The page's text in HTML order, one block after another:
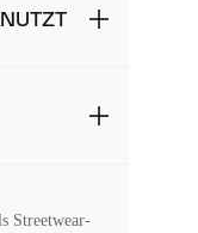
Streetwear-